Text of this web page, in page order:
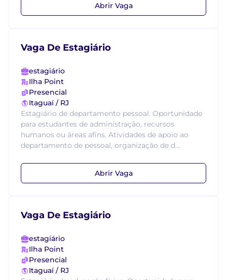
Abrir Vaga
Vaga De Estagiário
estagiário
Ilha Point
Presencial
Itaguaí / RJ
Estagiário de departamento pessoal. Oportunidade
para estudantes de administração, recursos
humanos ou áreas afins. Atividades de apoio ao
departamento de pessoal, organização de d...
Abrir Vaga
Vaga De Estagiário
estagiário
Ilha Point
Presencial
Itaguaí / RJ